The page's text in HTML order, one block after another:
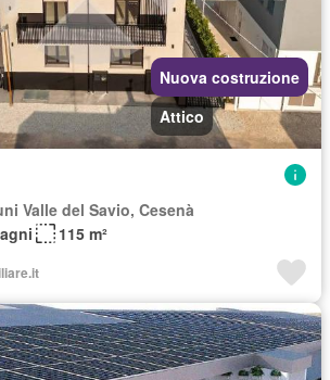
Nuova costruzione
Attico
Valle del Savio, Cesenà
115 m²